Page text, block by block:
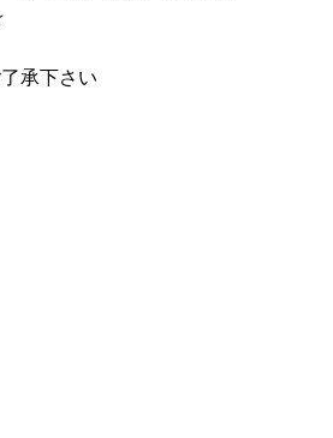
承下さい